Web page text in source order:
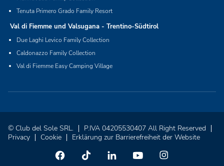
Tenuta Primero Grado Family Resort
Val di Fiemme und Valsugana - Trentino-Südtirol
Due Laghi Levico Family Collection
Caldonazzo Family Collection
Val di Fiemme Easy Camping Village
© Club del Sole SRL.
P.IVA 04205530407 All Right Reserved
Privacy
Cookie Erklärung zur Barrierefreiheit der Website